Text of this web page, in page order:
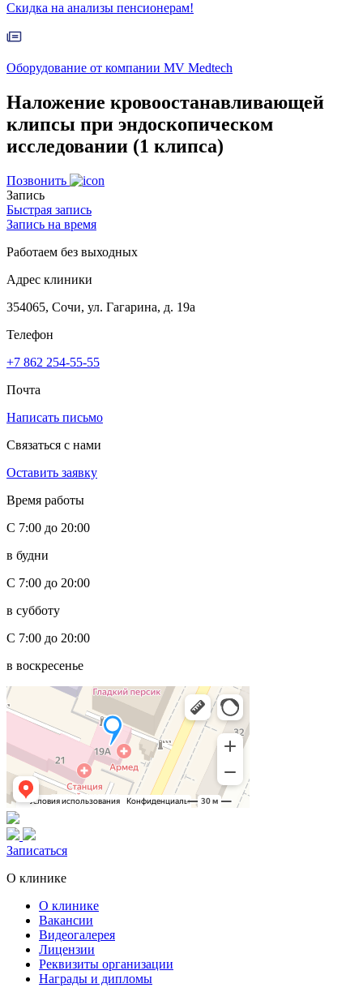
Скидка на анализы пенсионерам!
Оборудование от компании MV Medtech
Наложение кровоостанавливающей
клипсы при эндоскопическом
исследовании (1 клипса)
Позвонить
Запись
Быстрая запись
Запись на время
Работаем без выходных
Адрес клиники
354065, Сочи, ул. Гагарина, д. 19а
Телефон
+7 862 254-55-55
Почта
Написать письмо
Связаться с нами
Оставить заявку
Время работы
С 7:00 до 20:00
в будни
С 7:00 до 20:00
в субботу
С 7:00 до 20:00
в воскресенье
Записаться
О клинике
О клинике
Вакансии
Видеогалерея
Лицензии
Реквизиты организации
Награды и дипломы